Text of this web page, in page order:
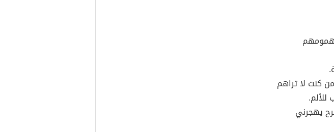
كنت لا تراهم
يهجرني